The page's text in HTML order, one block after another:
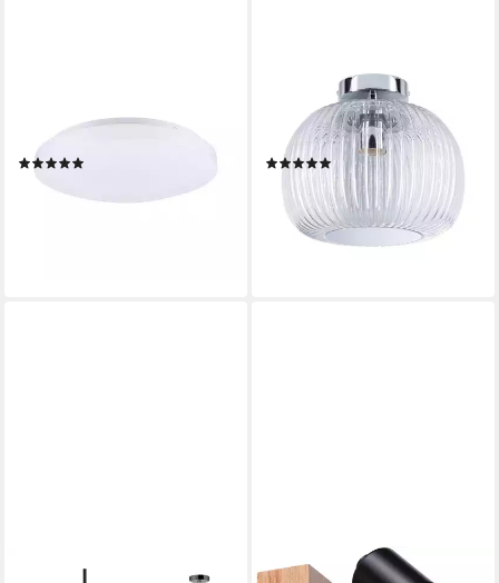
230V max. 2x18W Weiß,
ohne Leuchtmittel, dimmbar
ab 44,34 €
Deckenleuchte Ruya IP44
E27 230V max. 60W Glas,
ohne Leuchtmittel
(1)
76,02 € UVP 99,99 €
-24%
lieferbar - in 2-3 Werktagen bei dir
PAULMANN PAULMANN